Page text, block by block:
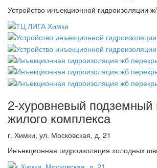
Устройство инъекционной гидроизоляции
2-хуровневый подземный
жилого комплекса
г. Химки, ул. Московская, д. 21
Инъекционная гидроизоляция холодных